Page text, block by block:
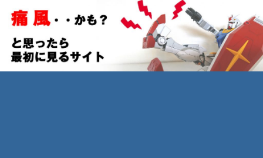
痛風かなと思ったら１番最初に見るサイト
～ 高尿酸血症の治療法